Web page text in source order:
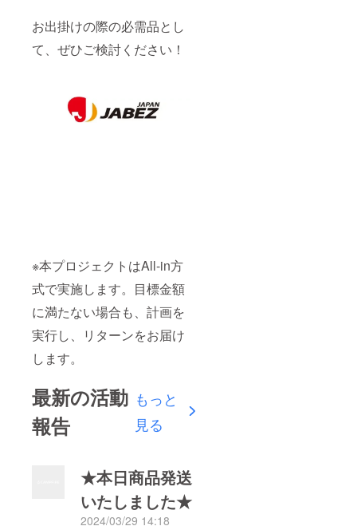
お出掛けの際の必需品とし
て、ぜひご検討ください！
※本プロジェクトはAll-in方
式で実施します。目標金額
に満たない場合も、計画を
実行し、リターンをお届け
します。
最新の活動
報告
もっと
見る
★本日商品発送
いたしました★
2024/03/29 14:18